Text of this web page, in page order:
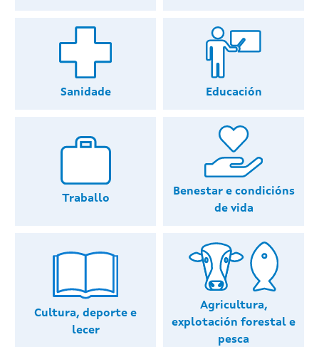
Sanidade Educación
Traballo
Benestar e condicións
de vida
Cultura, deporte e
lecer
Agricultura,
explotación forestal e
pesca